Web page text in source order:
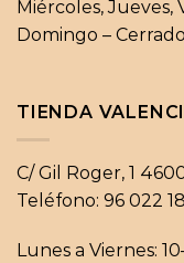
Miércoles, Jueves,
Domingo – Cerrado
TIENDA
C/ Gil Roger, 1
Teléfono: 96 022
Lunes a Viernes: